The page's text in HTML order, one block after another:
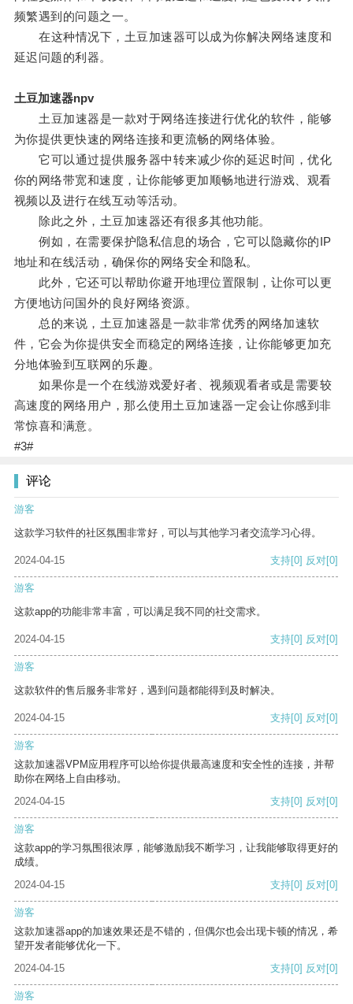
频繁遇到的问题之一。
在这种情况下，土豆加速器可以成为你解决网络速度和
延迟问题的利器。
土豆加速器npv
土豆加速器是一款对于网络连接进行优化的软件，能够
为你提供更快速的网络连接和更流畅的网络体验。
它可以通过提供服务器中转来减少你的延迟时间，优化
你的网络带宽和速度，让你能够更加顺畅地进行游戏、观看
视频以及进行在线互动等活动。
除此之外，土豆加速器还有很多其他功能。
例如，在需要保护隐私信息的场合，它可以隐藏你的IP
地址和在线活动，确保你的网络安全和隐私。
此外，它还可以帮助你避开地理位置限制，让你可以更
方便地访问国外的良好网络资源。
总的来说，土豆加速器是一款非常优秀的网络加速软
件，它会为你提供安全而稳定的网络连接，让你能够更加充
分地体验到互联网的乐趣。
如果你是一个在线游戏爱好者、视频观看者或是需要较
高速度的网络用户，那么使用土豆加速器一定会让你感到非
常惊喜和满意。
#3#
评论
游客
这款学习软件的社区氛围非常好，可以与其他学习者交流学习心得。
2024-04-15 支持[0] 反对[0]
游客
这款app的功能非常丰富，可以满足我不同的社交需求。
2024-04-15 支持[0] 反对[0]
游客
这款软件的售后服务非常好，遇到问题都能得到及时解决。
2024-04-15 支持[0] 反对[0]
游客
这款加速器VPM应用程序可以给你提供最高速度和安全性的连接，并帮
助你在网络上自由移动。
2024-04-15
支持[0] 反对[0]
游客
这款app的学习氛围很浓厚，能够激励我不断学习，让我能够取得更好的
成绩。
2024-04-15
支持[0] 反对[0]
游客
这款加速器app的加速效果还是不错的，但偶尔也会出现卡顿的情况，希
望开发者能够优化一下。
2024-04-15
支持[0] 反对[0]
游客